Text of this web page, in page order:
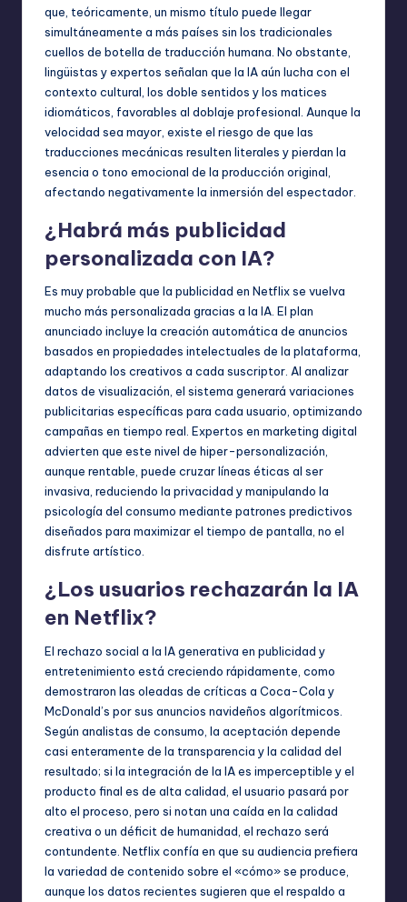
que, teóricamente, un mismo título puede llegar
simultáneamente a más países sin los tradicionales
cuellos de botella de traducción humana. No obstante,
lingüistas y expertos señalan que la IA aún lucha con el
contexto cultural, los doble sentidos y los matices
idiomáticos, favorables al doblaje profesional. Aunque la
velocidad sea mayor, existe el riesgo de que las
traducciones mecánicas resulten literales y pierdan la
esencia o tono emocional de la producción original,
afectando negativamente la inmersión del espectador.
¿Habrá más publicidad
personalizada con IA?
Es muy probable que la publicidad en Netflix se vuelva
mucho más personalizada gracias a la IA. El plan
anunciado incluye la creación automática de anuncios
basados en propiedades intelectuales de la plataforma,
adaptando los creativos a cada suscriptor. Al analizar
datos de visualización, el sistema generará variaciones
publicitarias específicas para cada usuario, optimizando
campañas en tiempo real. Expertos en marketing digital
advierten que este nivel de hiper-personalización,
aunque rentable, puede cruzar líneas éticas al ser
invasiva, reduciendo la privacidad y manipulando la
psicología del consumo mediante patrones predictivos
diseñados para maximizar el tiempo de pantalla, no el
disfrute artístico.
¿Los usuarios rechazarán la IA
en Netflix?
El rechazo social a la IA generativa en publicidad y
entretenimiento está creciendo rápidamente, como
demostraron las oleadas de críticas a Coca-Cola y
McDonald’s por sus anuncios navideños algorítmicos.
Según analistas de consumo, la aceptación depende
casi enteramente de la transparencia y la calidad del
resultado; si la integración de la IA es imperceptible y el
producto final es de alta calidad, el usuario pasará por
alto el proceso, pero si notan una caída en la calidad
creativa o un déficit de humanidad, el rechazo será
contundente. Netflix confía en que su audiencia prefiera
la variedad de contenido sobre el «cómo» se produce,
aunque los datos recientes sugieren que el respaldo a